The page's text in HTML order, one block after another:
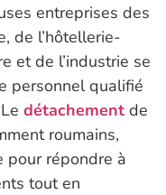
entreprises des
de l’hôtellerie-
et de l’industrie se
personnel qualifié
détachement de
roumains,
pour répondre à
tout en